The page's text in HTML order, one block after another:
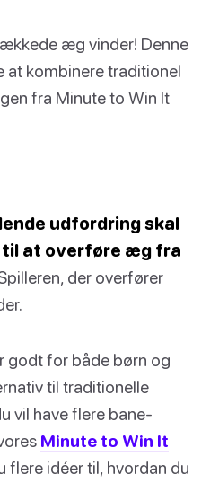
æg vinder! Denne
at kombinere traditionel
fra Minute to Win It
udfordring skal
til at overføre æg fra
der overfører
godt for både børn og
til traditionelle
vil have flere bane-
Minute to Win It
flere idéer til, hvordan du